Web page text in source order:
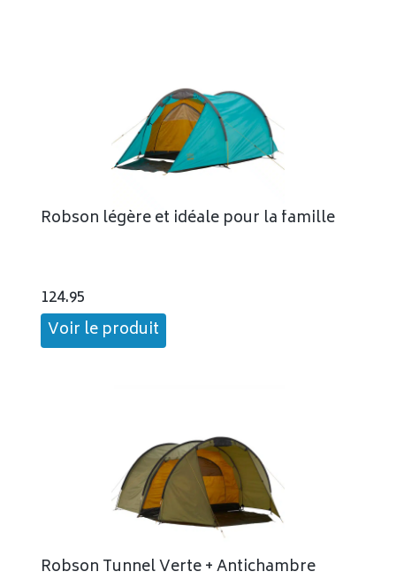
Robson légère et idéale pour la famille
124.95
Voir le produit
Robson Tunnel Verte + Antichambre